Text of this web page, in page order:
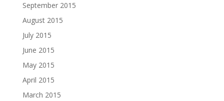
September 2015
August 2015
July 2015
June 2015
May 2015
April 2015
March 2015